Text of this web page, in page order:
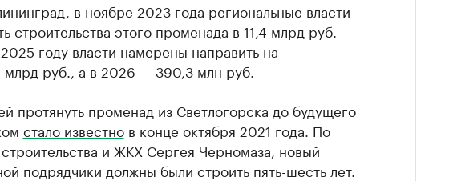
в ноябре 2023 года региональные власти
строительства этого променада в 11,4 млрд руб.
году власти намерены направить на
млрд руб., а в 2026 — 390,3 млн руб.
протянуть променад из Светлогорска до будущего
стало известнов конце октября 2021 года. По
и ЖКХ Сергея Черномаза, новый
подрядчики должны были строить пять-шесть лет.